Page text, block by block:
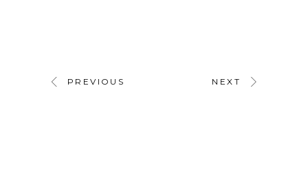
PREVIOUS NEXT